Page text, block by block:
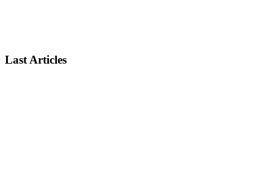
Last Articles